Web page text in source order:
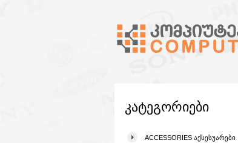
კატეგორიები
ACCESSORIES ᲐᲥᲡᲔᲡᲣᲐᲠᲔᲑᲘ